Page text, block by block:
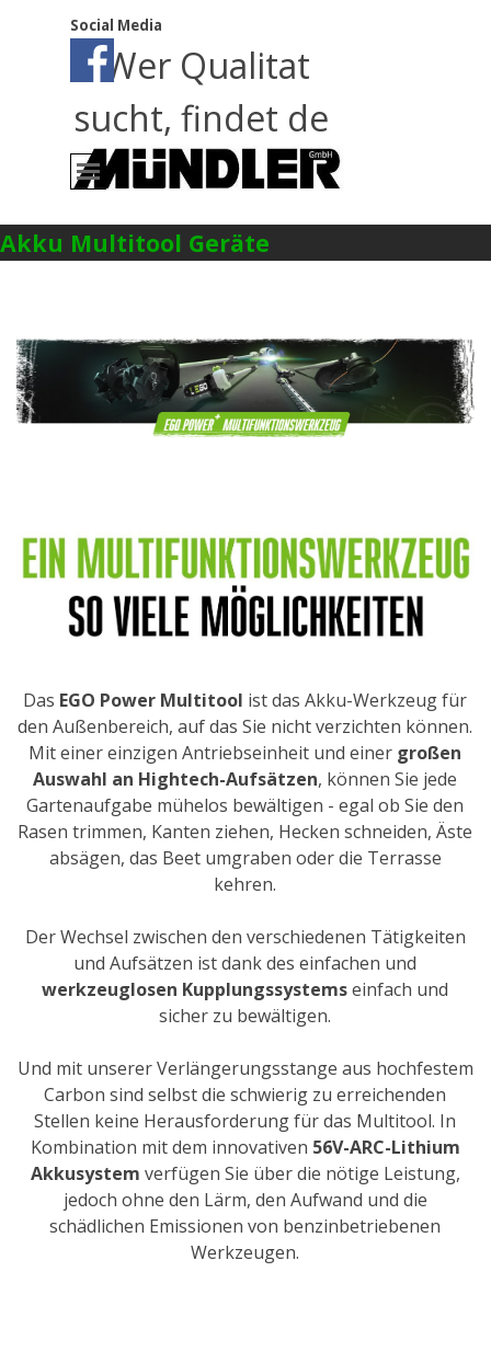
Wer Qualitat
sucht, findet de
Social Media
Menü überspringen
Akku Multitool Geräte
Das EGO Power Multitool ist das Akku-Werkzeug für
den Außenbereich, auf das Sie nicht verzichten können.
Mit einer einzigen Antriebseinheit und einer großen
Auswahl an Hightech-Aufsätzen, können Sie jede
Gartenaufgabe mühelos bewältigen - egal ob Sie den
Rasen trimmen, Kanten ziehen, Hecken schneiden, Äste
absägen, das Beet umgraben oder die Terrasse
kehren.
Der Wechsel zwischen den verschiedenen Tätigkeiten
und Aufsätzen ist dank des einfachen und
werkzeuglosen Kupplungssystemseinfach und
sicher zu bewältigen.
Und mit unserer Verlängerungsstange aus hochfestem
Carbon sind selbst die schwierig zu erreichenden
Stellen keine Herausforderung für das Multitool. In
Kombination mit dem innovativen 56V-ARC-Lithium
Akkusystem verfügen Sie über die nötige Leistung,
jedoch ohne den Lärm, den Aufwand und die
schädlichen Emissionen von benzinbetriebenen
Werkzeugen.